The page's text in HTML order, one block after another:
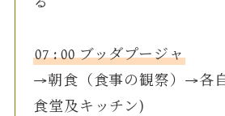
07 : 00 ブッダプージャ
→朝食（食事の観察）→各
食堂及キッチン)